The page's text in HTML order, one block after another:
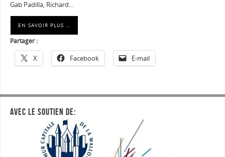
Gab Padilla, Richard…
EN SAVOIR PLUS …
Partager :
X Facebook E-mail
AVEC LE SOUTIEN DE: